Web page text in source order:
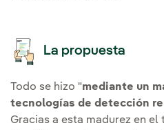
La propuesta
Todo se hizo "mediante un
tecnologías de detección
Gracias a esta madurez en el